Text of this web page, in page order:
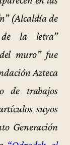
(Alcaldía de
la letra”
muro” fue
Azteca
de trabajos
suyos
Generación